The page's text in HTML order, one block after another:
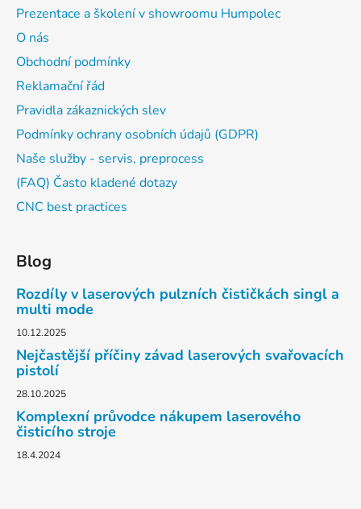
Prezentace a školení v showroomu Humpolec
O nás
Obchodní podmínky
Reklamační řád
Pravidla zákaznických slev
Podmínky ochrany osobních údajů (GDPR)
Naše služby - servis, preprocess
(FAQ) Často kladené dotazy
CNC best practices
Blog
Rozdíly v laserových pulzních čističkách singl a
multi mode
10.12.2025
Nejčastější příčiny závad laserových svařovacích
pistolí
28.10.2025
Komplexní průvodce nákupem laserového
čisticího stroje
18.4.2024